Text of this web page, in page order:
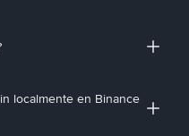
localmente en Binance